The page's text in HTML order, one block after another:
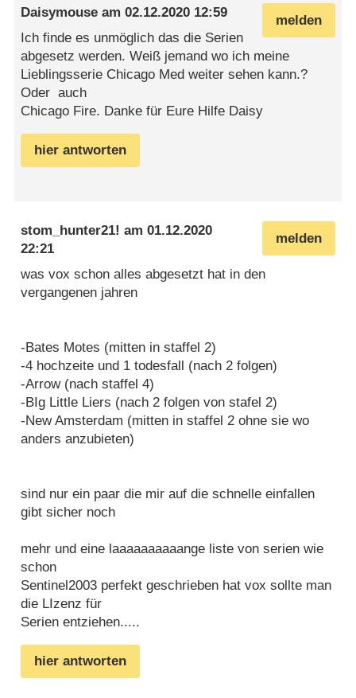
melden
Daisymouse am02.12.2020 12:59
Ich finde es unmöglich das die Serien
abgesetz werden. Weiß jemand wo ich meine
Lieblingsserie Chicago Med weiter sehen kann.?
Oder auch
Chicago Fire. Danke für Eure Hilfe Daisy
hier antworten
melden
stom_hunter21! am01.12.2020
22:21
was vox schon alles abgesetzt hat in den
vergangenen jahren
-Bates Motes (mitten in staffel 2)
-4 hochzeite und 1 todesfall (nach 2 folgen)
-Arrow (nach staffel 4)
-BIg Little Liers (nach 2 folgen von stafel 2)
-New Amsterdam (mitten in staffel 2 ohne sie wo
anders anzubieten)
sind nur ein paar die mir auf die schnelle einfallen
gibt sicher noch
mehr und eine laaaaaaaaaange liste von serien wie
schon
Sentinel2003 perfekt geschrieben hat vox sollte man
die LIzenz für
Serien entziehen.....
hier antworten